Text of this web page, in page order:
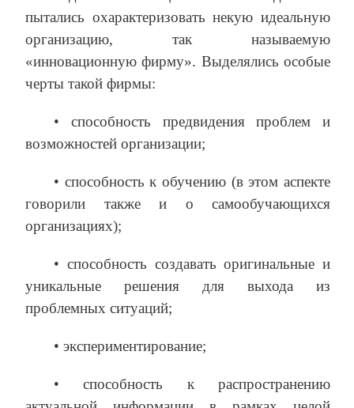
пытались охарактеризовать некую идеальную
организацию, так называемую
«инновационную фирму». Выделялись особые
черты такой фирмы:
• способность предвидения проблем и
возможностей организации;
• способность к обучению (в этом аспекте
говорили также и о самообучающихся
организациях);
• способность создавать оригинальные и
уникальные решения для выхода из
проблемных ситуаций;
• экспериментирование;
• способность к распространению